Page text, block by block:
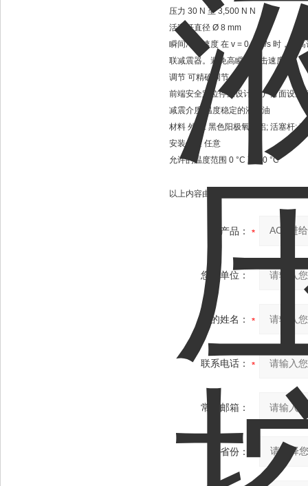
压力 30 N 至 3,500 N N
活塞杆直径 Ø 8 mm
瞬间冲击速度 在 v = 0.3 m/s 时，最
联减震器。避免高瞬间冲击速度。
调节 可精确调节
前端安全定位停止设计 客户方面设置
减震介质 温度稳定的液压油
材料 外壳: 黑色阳极氧化铝; 活塞杆:
安装位置 任意
允许的温度范围 0 °C 至 60 °C
以上内容由上海维特锐提供；详情请
产品：
您的单位：
您的姓名：
联系电话：
常用邮箱：
省份：